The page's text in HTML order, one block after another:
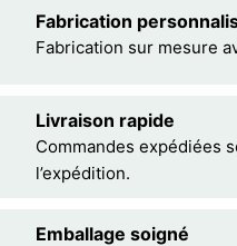
Fabrication
Fabrication sur mesure
Livraison rapide
Commandes expédiées
l’expédition.
Emballage soigné